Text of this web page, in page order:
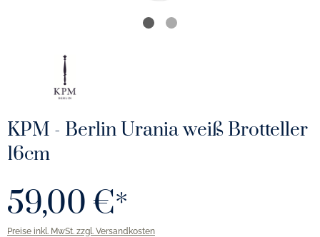
KPM - Berlin Urania weiß Brotteller
16cm
59,00 €*
Preise inkl. MwSt. zzgl. Versandkosten